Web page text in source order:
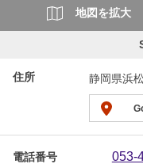
住所 静岡県浜
電話番号 053-
地図を拡大